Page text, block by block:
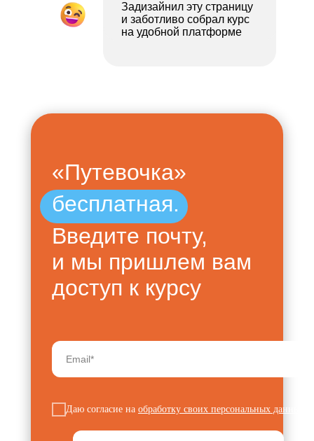
Задизайнил эту страницу
и заботливо собрал курс
на удобной платформе
«Путевочка»
Даю согласие на обработку своих персональных данных
бесплатная.
Введите почту,
и мы пришлем вам
доступ к курсу